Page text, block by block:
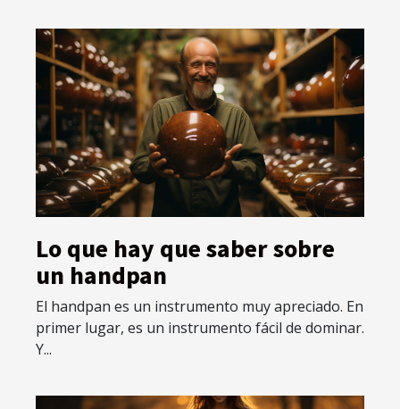
Lo que hay que saber sobre
un handpan
El handpan es un instrumento muy apreciado. En
primer lugar, es un instrumento fácil de dominar.
Y...